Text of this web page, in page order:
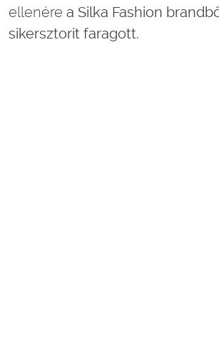
ellenére a Silka Fashion
sikersztorit faragott.